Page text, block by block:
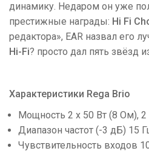
динамику. Недаром он уже
престижные награды: Hi Fi
редактора», EAR назвал его
Hi-Fi? просто дал пять звёзд
Характеристики Rega Brio
Мощность 2 х 50 Вт (8 Ом), 2
Диапазон частот (-3 дБ) 15
Чувствительность входов